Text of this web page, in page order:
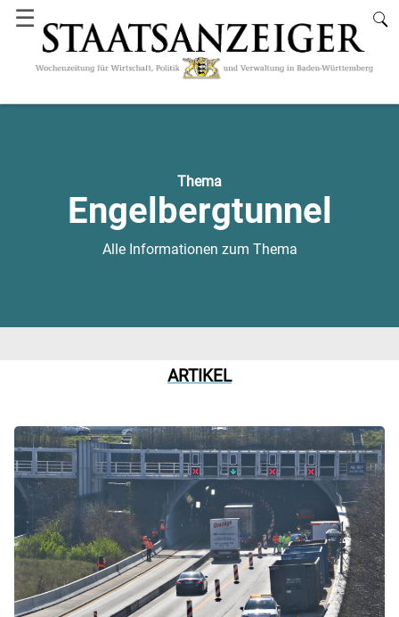
☰
Thema
Engelbergtunnel
Alle Informationen zum Thema
ARTIKEL